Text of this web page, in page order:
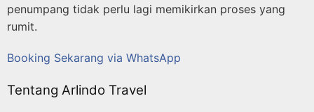
penumpang tidak perlu lagi memikirkan proses yang
rumit.
Booking Sekarang via WhatsApp
Tentang Arlindo Travel